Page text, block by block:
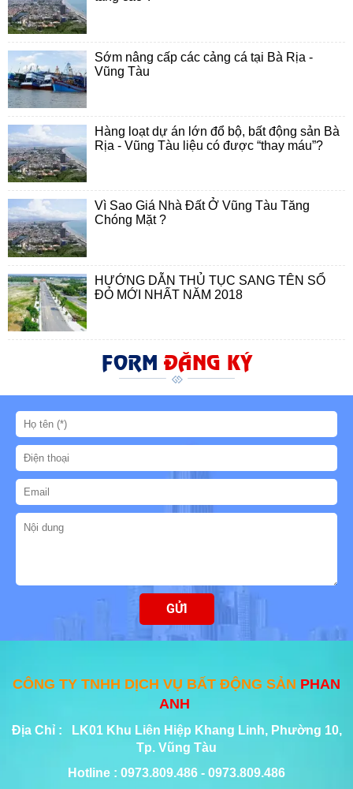
Sớm nâng cấp các cảng cá tại Bà Rịa -
Vũng Tàu
Hàng loạt dự án lớn đổ bộ, bất động sản Bà
Rịa - Vũng Tàu liệu có được “thay máu”?
Vì Sao Giá Nhà Đất Ở Vũng Tàu Tăng
Chóng Mặt ?
HƯỚNG DẪN THỦ TỤC SANG TÊN SỔ
ĐỎ MỚI NHẤT NĂM 2018
FORM ĐĂNG KÝ
CÔNG TY TNHH DỊCH VỤ BẤT ĐỘNG SẢN PHAN
ANH
Địa Chỉ : LK01 Khu Liên Hiệp Khang Linh, Phường 10,
Tp. Vũng Tàu
Hotline : 0973.809.486 - 0973.809.486